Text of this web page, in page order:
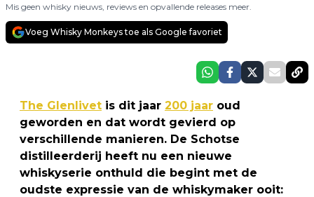
Mis geen whisky nieuws, reviews en opvallende releases meer.
Voeg Whisky Monkeys toe als Google favoriet
The Glenlivet is dit jaar 200 jaar oud
geworden en dat wordt gevierd op
verschillende manieren. De Schotse
distilleerderij heeft nu een nieuwe
whiskyserie onthuld die begint met de
oudste expressie van de whiskymaker ooit: